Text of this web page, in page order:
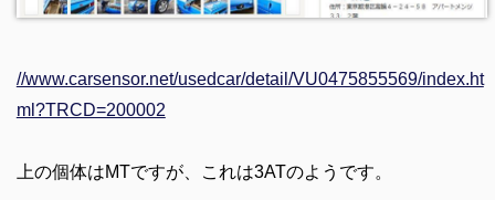
//www.carsensor.net/usedcar/detail/VU0475855569/index.ht
ml?TRCD=200002
上の個体はMTですが、これは3ATのようです。